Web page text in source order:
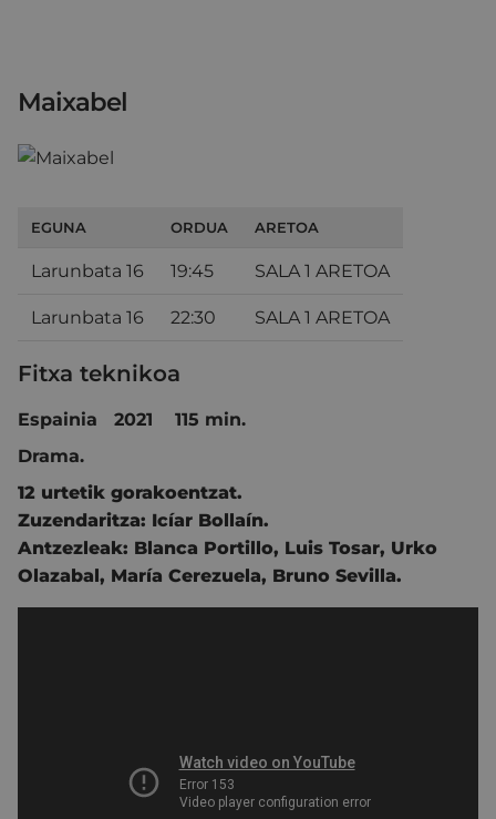
Maixabel
EGUNA ORDUA ARETOA
Larunbata 16 19:45 SALA 1 ARETOA
Larunbata 16 22:30 SALA 1 ARETOA
Fitxa teknikoa
Espainia 2021 115 min.
Drama.
12 urtetik gorakoentzat.
Zuzendaritza: Icíar Bollaín.
Antzezleak: Blanca Portillo, Luis Tosar, Urko
Olazabal, María Cerezuela, Bruno Sevilla.